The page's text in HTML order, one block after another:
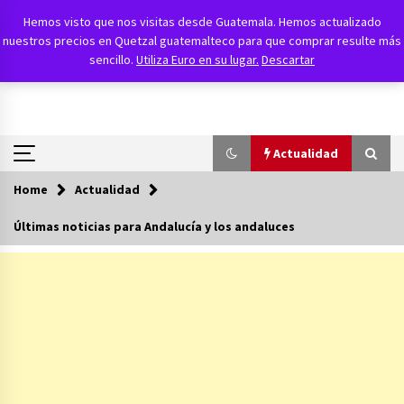
content
Agencia FAES
Política, Económica y Social
Actualidad
Actualidad
Al hermano de Pedro Sánchez la condena le
Home Actualidad
Últimas noticias para Andalucía y los andaluces
Hemos visto que nos visitas desde Guatemala. Hemos actualizado
nuestros precios en Quetzal guatemalteco para que comprar resulte más
sencillo. Utiliza Euro en su lugar. Descartar